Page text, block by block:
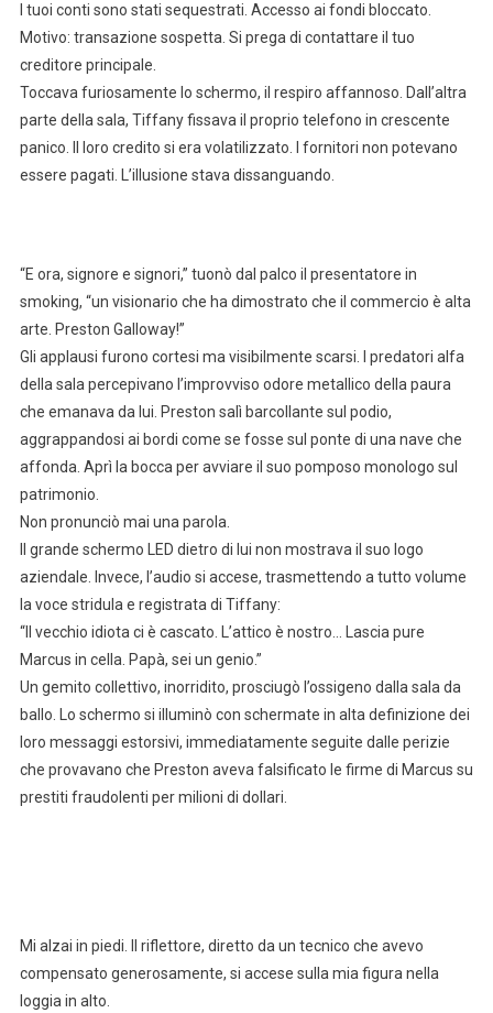
I tuoi conti sono stati sequestrati. Accesso ai fondi bloccato.
Motivo: transazione sospetta. Si prega di contattare il tuo
creditore principale.
Toccava furiosamente lo schermo, il respiro affannoso. Dall’altra
parte della sala, Tiffany fissava il proprio telefono in crescente
panico. Il loro credito si era volatilizzato. I fornitori non potevano
essere pagati. L’illusione stava dissanguando.
“E ora, signore e signori,” tuonò dal palco il presentatore in
smoking, “un visionario che ha dimostrato che il commercio è alta
arte. Preston Galloway!”
Gli applausi furono cortesi ma visibilmente scarsi. I predatori alfa
della sala percepivano l’improvviso odore metallico della paura
che emanava da lui. Preston salì barcollante sul podio,
aggrappandosi ai bordi come se fosse sul ponte di una nave che
affonda. Aprì la bocca per avviare il suo pomposo monologo sul
patrimonio.
Non pronunciò mai una parola.
Il grande schermo LED dietro di lui non mostrava il suo logo
aziendale. Invece, l’audio si accese, trasmettendo a tutto volume
la voce stridula e registrata di Tiffany:
“Il vecchio idiota ci è cascato. L’attico è nostro… Lascia pure
Marcus in cella. Papà, sei un genio.”
Un gemito collettivo, inorridito, prosciugò l’ossigeno dalla sala da
ballo. Lo schermo si illuminò con schermate in alta definizione dei
loro messaggi estorsivi, immediatamente seguite dalle perizie
che provavano che Preston aveva falsificato le firme di Marcus su
prestiti fraudolenti per milioni di dollari.
Mi alzai in piedi. Il riflettore, diretto da un tecnico che avevo
compensato generosamente, si accese sulla mia figura nella
loggia in alto.